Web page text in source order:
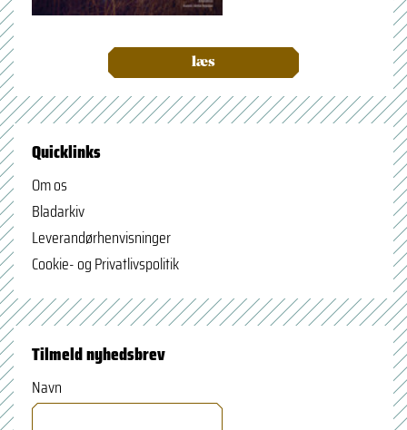
læs
Quicklinks
Om os
Bladarkiv
Leverandørhenvisninger
Cookie- og Privatlivspolitik
Tilmeld nyhedsbrev
Navn